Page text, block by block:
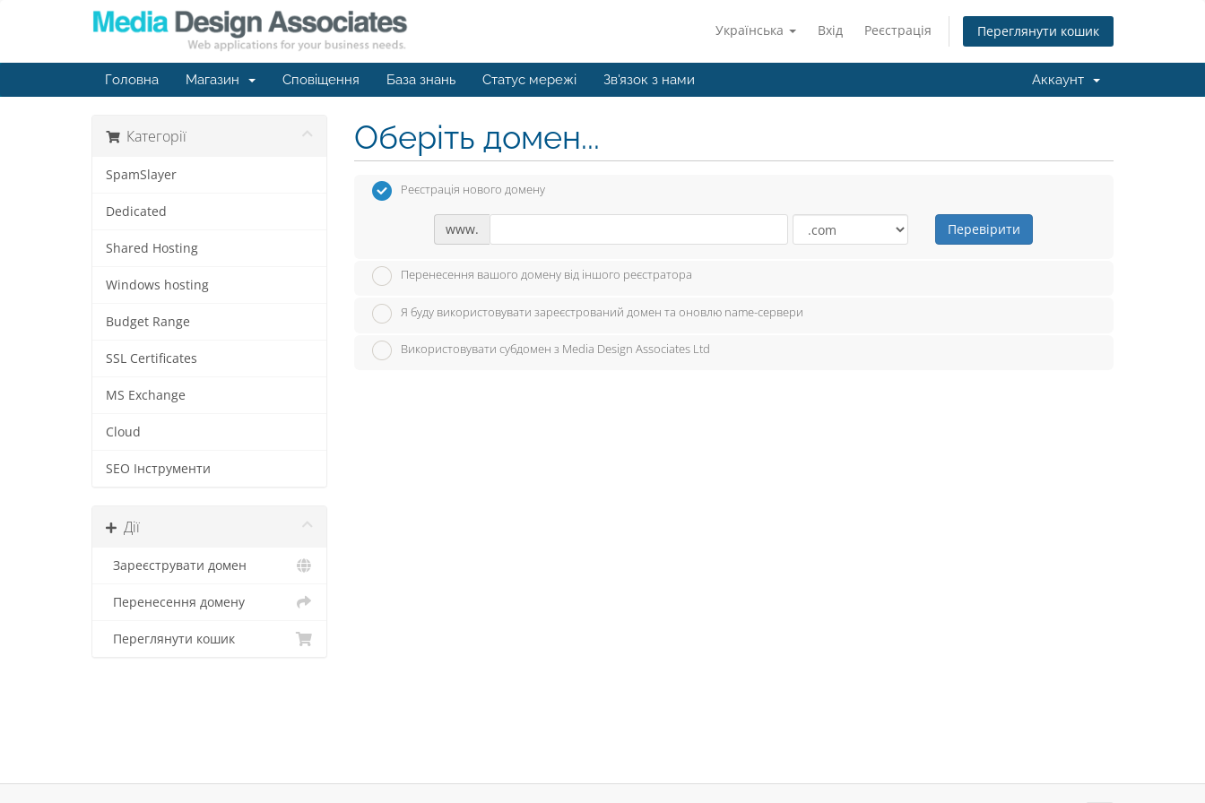
Українська Вхід Реєстрація Переглянути кошик
Головна Магазин Сповіщення База знань Статус мережі Зв'язок з нами Аккаунт
Категорії
SpamSlayer
Dedicated
Shared Hosting
Windows hosting
Budget Range
SSL Certificates
MS Exchange
Cloud
SEO Інструменти
Дії
Зареєструвати домен
Перенесення домену
Переглянути кошик
Оберіть домен...
Реєстрація нового домену
www. Перевірити
Перенесення вашого домену від іншого реєстратора
Я буду використовувати зареєстрований домен та оновлю name-сервери
Використовувати субдомен з Media Design Associates Ltd